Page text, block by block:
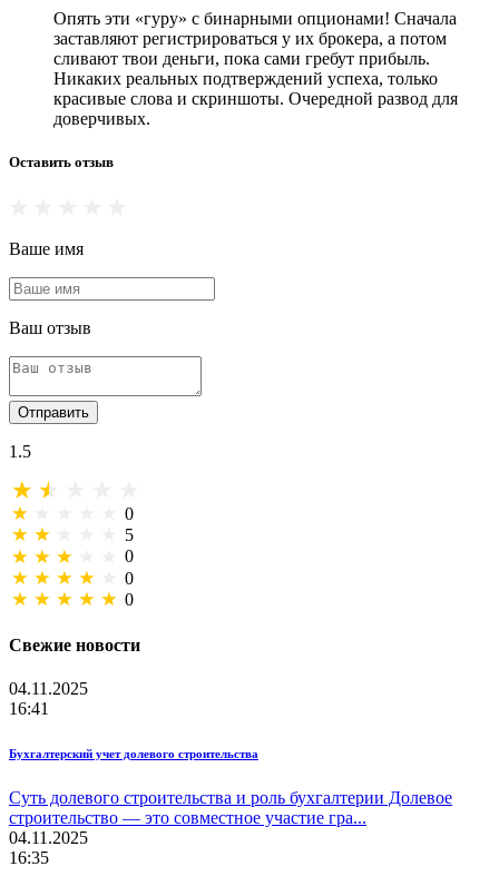
Опять эти «гуру» с бинарными опционами! Сначала
заставляют регистрироваться у их брокера, а потом
сливают твои деньги, пока сами гребут прибыль.
Никаких реальных подтверждений успеха, только
красивые слова и скриншоты. Очередной развод для
доверчивых.
Оставить отзыв
Ваше имя
Ваш отзыв
Отправить
1.5
0
5
0
0
0
Свежие новости
04.11.2025
16:41
Бухгалтерский учет долевого строительства
Суть долевого строительства и роль бухгалтерии Долевое
строительство — это совместное участие гра...
04.11.2025
16:35